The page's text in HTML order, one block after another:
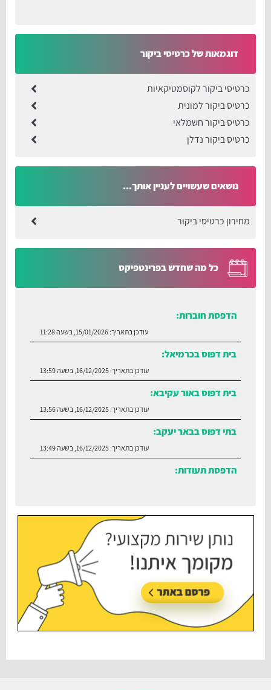
דוגמאות של כרטיסי ביקור
כרטיסי ביקור לקוסמטיקאיות
כרטיס ביקור למונית
כרטיס ביקור חשמלאי
כרטיס ביקור נדלן
נושאים שעשויים לעניין אותך...
מחירון כרטיסי ביקור
כל מה שחדש בפרינטפיקס
הדפסת חוברות:
עודכן בתאריך: 15/01/2026, בשעה 11:28
בית דפוס בכרמיאל:
עודכן בתאריך: 16/12/2025, בשעה 13:59
בית דפוס באור עקיבא:
עודכן בתאריך: 16/12/2025, בשעה 13:56
בתי דפוס בבאר יעקב:
עודכן בתאריך: 16/12/2025, בשעה 13:49
הדפסת תעודות: